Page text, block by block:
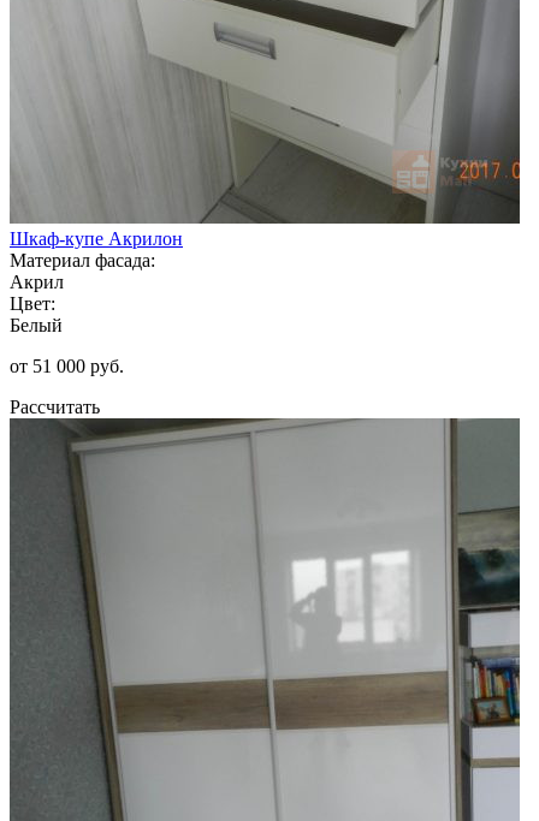
Шкаф-купе Акрилон
Материал фасада:
Акрил
Цвет:
Белый
от 51 000 руб.
Рассчитать